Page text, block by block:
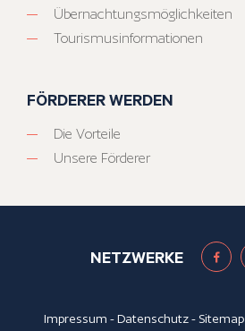
Übernachtungsmöglichkeiten
Tourismusinformationen
FÖRDERER WERDEN
Die Vorteile
Unsere Förderer
NETZWERKE
Impressum -Datenschutz- Sitemap